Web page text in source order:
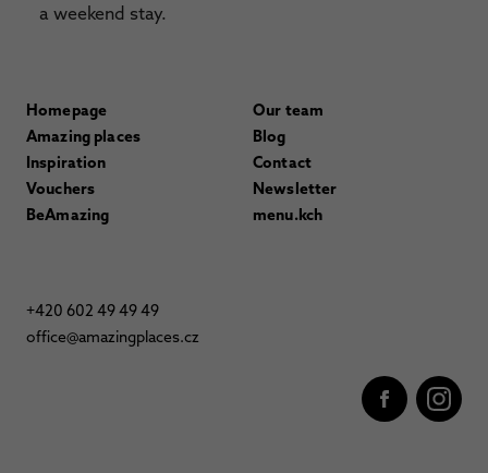
a weekend stay.
Homepage
Amazing places
Inspiration
Vouchers
BeAmazing
Our team
Blog
Contact
Newsletter
menu.kch
+420 602 49 49 49
office@amazingplaces.cz